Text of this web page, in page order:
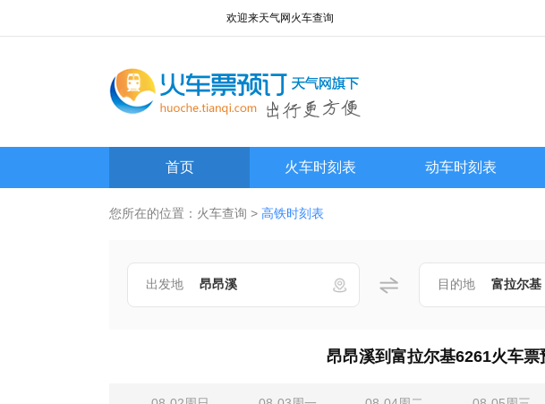
欢迎来天气网火车查询频道!
首页 火车时刻表 动车时刻表
您所在的位置： 火车查询 > 高铁时刻表
出发地 目的地
昂昂溪到富拉尔基6261火车票